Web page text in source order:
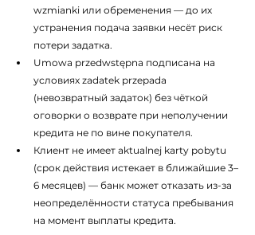
wzmianki или обременения — до их
устранения подача заявки несёт риск
потери задатка.
Umowa przedwstępna подписана на
условиях zadatek przepada
(невозвратный задаток) без чёткой
оговорки о возврате при неполучении
кредита не по вине покупателя.
Клиент не имеет aktualnej karty pobytu
(срок действия истекает в ближайшие 3–
6 месяцев) — банк может отказать из-за
неопределённости статуса пребывания
на момент выплаты кредита.